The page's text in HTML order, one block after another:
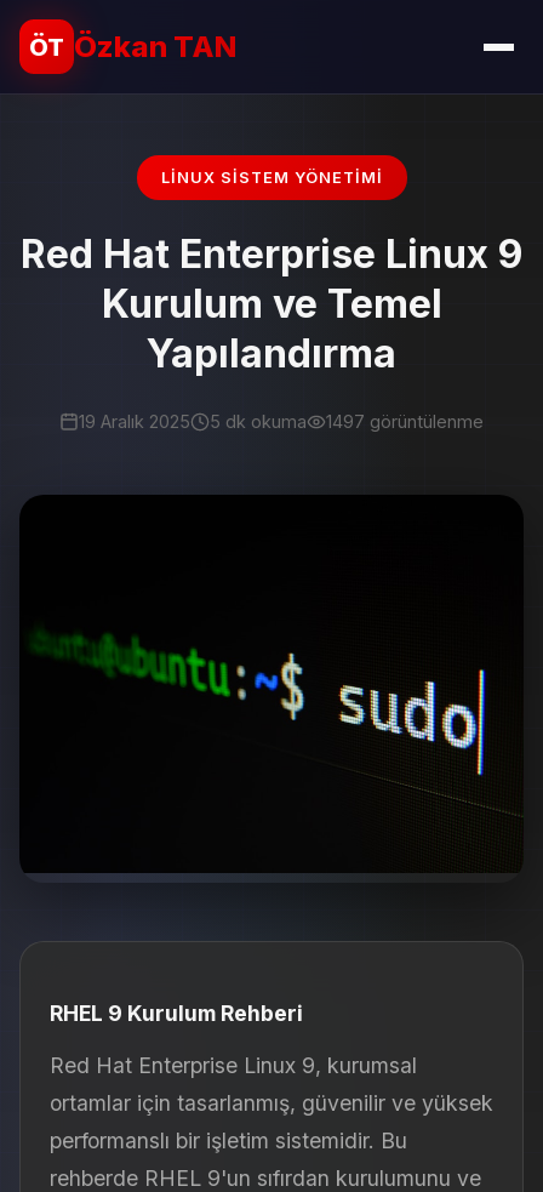
ÖT Özkan TAN
LINUX SISTEM YÖNETIMI
Red Hat Enterprise Linux 9
Kurulum ve Temel
Yapılandırma
19 Aralık 2025 5 dk okuma 1497 görüntülenme
RHEL 9 Kurulum Rehberi
Red Hat Enterprise Linux 9, kurumsal
ortamlar için tasarlanmış, güvenilir ve yüksek
performanslı bir işletim sistemidir. Bu
rehberde RHEL 9'un sıfırdan kurulumunu ve